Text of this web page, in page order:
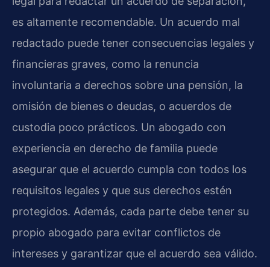
es altamente recomendable. Un acuerdo mal
redactado puede tener consecuencias legales y
financieras graves, como la renuncia
involuntaria a derechos sobre una pensión, la
omisión de bienes o deudas, o acuerdos de
custodia poco prácticos. Un abogado con
experiencia en derecho de familia puede
asegurar que el acuerdo cumpla con todos los
requisitos legales y que sus derechos estén
protegidos. Además, cada parte debe tener su
propio abogado para evitar conflictos de
intereses y garantizar que el acuerdo sea válido.